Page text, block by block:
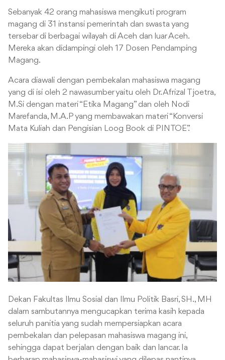
Sebanyak 42 orang mahasiswa mengikuti program
magang di 31 instansi pemerintah dan swasta yang
tersebar di berbagai wilayah di Aceh dan luar Aceh.
Mereka akan didampingi oleh 17 Dosen Pendamping
Magang.
Acara diawali dengan pembekalan mahasiswa magang
yang di isi oleh 2 nawasumber yaitu oleh Dr. Afrizal Tjoetra,
M.Si dengan materi “Etika Magang” dan oleh Nodi
Marefanda, M.A.P yang membawakan materi “Konversi
Mata Kuliah dan Pengisian Loog Book di PINTOE”.
Dekan Fakultas Ilmu Sosial dan Ilmu Politik Basri, SH., MH
dalam sambutannya mengucapkan terima kasih kepada
seluruh panitia yang sudah mempersiapkan acara
pembekalan dan pelepasan mahasiswa magang ini,
sehingga dapat berjalan dengan baik dan lancar. Ia